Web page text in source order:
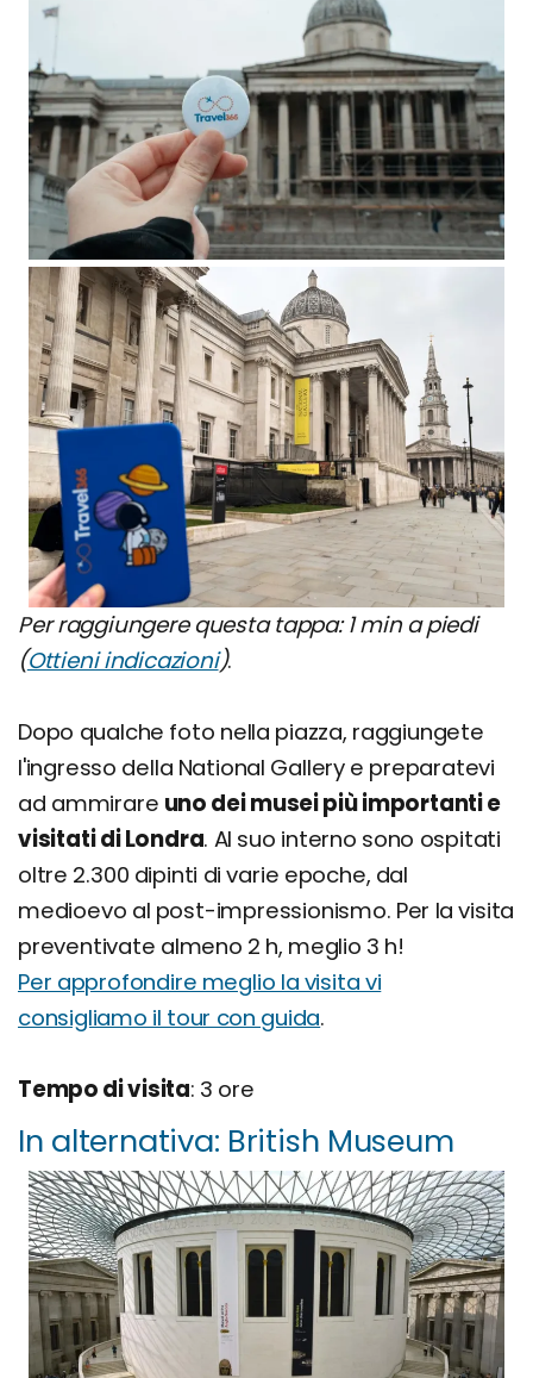
Per raggiungere questa tappa: 1 min a piedi
(Ottieni indicazioni).
Dopo qualche foto nella piazza, raggiungete
l'ingresso della National Gallery e preparatevi
ad ammirare uno dei musei più importanti e
visitati di Londra. Al suo interno sono ospitati
oltre 2.300 dipinti di varie epoche, dal
medioevo al post-impressionismo. Per la visita
preventivate almeno 2 h, meglio 3 h!
Per approfondire meglio la visita vi
consigliamo il tour con guida.
Tempo di visita: 3 ore
In alternativa: British Museum